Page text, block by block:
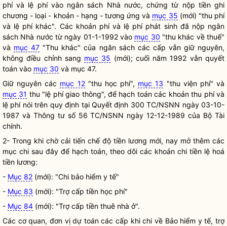
phí và lệ phí vào ngân sách Nhà nước, chứng từ nộp tiền ghi
chương - loại - khoản - hạng - tương ứng và mục 35 (mới) "thu phí
và lệ phí khác". Các khoản phí và lệ phí phát sinh đã nộp ngân
sách Nhà nước từ ngày 01-1-1992 vào mục 30 "thu khác về thuế"
và mục 47 "Thu khác" của ngân sách các cấp vẫn giữ nguyên,
không điều chỉnh sang mục 35 (mới); cuối năm 1992 vẫn quyết
toán vào mục 30 và mục 47.
Giữ nguyên các mục 12"thu học phí", mục 13 "thu viện phí" và
mục 31 thu "lệ phí giao thông", để hạch toán các khoản thu phí và
lệ phí nói trên quy định tại Quyết định 300 TC/NSNN ngày 03-10-
1987 và Thông tư số 56 TC/NSNN ngày 12-12-1989 của Bộ Tài
chính.
2- Trong khi chờ cải tiến chế độ tiền lương mới, nay mở thêm các
mục chi sau đây để hạch toán, theo dõi các khoản chi tiền lệ hoá
tiền lương:
- Mục 82 (mới): "Chi bảo hiểm y tế"
- Mục 83 (mới): "Trợ cấp tiền học phí"
- Mục 84 (mới): "Trợ cấp tiền thuê nhà ở".
Các cơ quan, đơn vị dự toán các cấp khi chi về Bảo hiểm y tế, trợ